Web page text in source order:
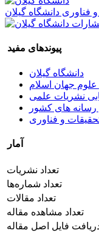
دانشگاه گیلان
پیوندهای مفید
دانشگاه گیلان
علوم جهان اسلام
نشریات علمی
رسانه های کشور
و فناوری
آمار
تعداد نشریات
تعداد شماره‌ها
تعداد مقالات
تعداد مشاهده مقاله
دریافت فایل اصل مقاله